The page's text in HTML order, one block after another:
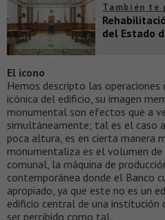
También te
del Estado
El icono
Hemos descripto las operaciones
icónica del edificio, su imagen
monumental son efectos que a
simultáneamente; tal es el caso
poca altura, es en cierta manera
monumentaliza es el volumen
comunal, la máquina de
contemporánea donde el Banco
apropiado, ya que este no es un
edificio central de una institución
ser percibido como tal.